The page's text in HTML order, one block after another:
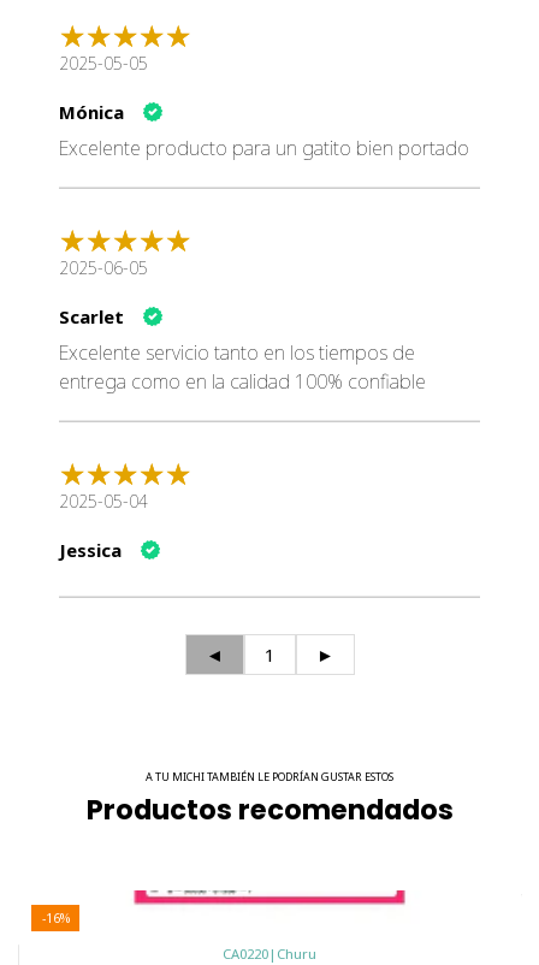
2025-05-05
Mónica
Excelente producto para un gatito bien portado
2025-06-05
Scarlet
Excelente servicio tanto en los tiempos de
entrega como en la calidad 100% confiable
2025-05-04
Jessica
◄ 1 ►
A TU MICHI TAMBIÉN LE PODRÍAN GUSTAR ESTOS
Productos recomendados
-16%
CA0220 | Churu